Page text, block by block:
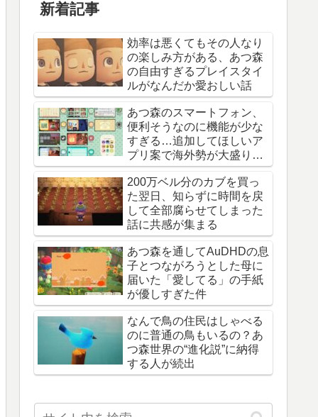
新着記事
効率は悪くてもその人なり
の楽しみ方がある、あつ森
の自由すぎるプレイスタイ
ルがなんだか愛おしい話
あつ森のスマートフォン、
便利そうなのに機能が少な
すぎる…追加してほしいア
プリ案で海外勢が大盛り上
がり
200万ベル分のカブを買っ
た翌日、知らずに時間を戻
して全部腐らせてしまった
話に共感が集まる
あつ森を通してAuDHDの息
子とつながろうとした母に
届いた「愛してる」の手紙
が優しすぎた件
なんで鳥の住民はしゃべる
のに普通の鳥もいるの？あ
つ森世界の“進化説”に納得
する人が続出